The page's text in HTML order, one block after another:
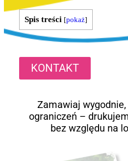
Spis treści [pokaż]
KONTAKT
Zamawiaj
ograniczeń –
bez względu na